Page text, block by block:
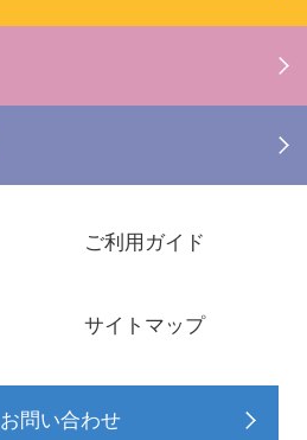
ご利用ガイド
サイトマップ
お問い合わせ